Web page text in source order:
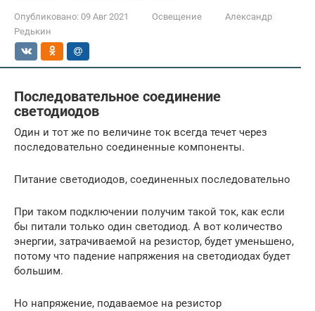
Опубликовано: 09 Авг 2021 Освещение
Александр
Редькин
Последовательное соединение
светодиодов
Один и тот же по величине ток всегда течет через
последовательно соединенные компоненты.
Питание светодиодов, соединенных последовательно
При таком подключении получим такой ток, как если
бы питали только один светодиод. А вот количество
энергии, затрачиваемой на резистор, будет уменьшено,
потому что падение напряжения на светодиодах будет
большим.
Но напряжение, подаваемое на резистор